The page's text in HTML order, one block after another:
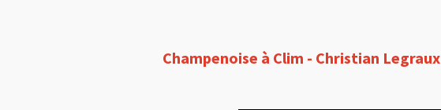
Champenoise à Clim - Christian Legraux